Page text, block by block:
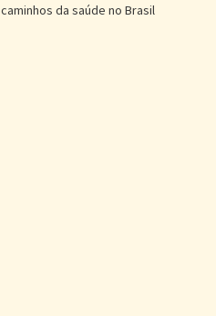
da saúde no Brasil